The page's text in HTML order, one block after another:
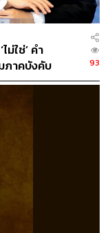
กข่าว THE
ม่ใช่’ คำ
ภาคบังคับ
93